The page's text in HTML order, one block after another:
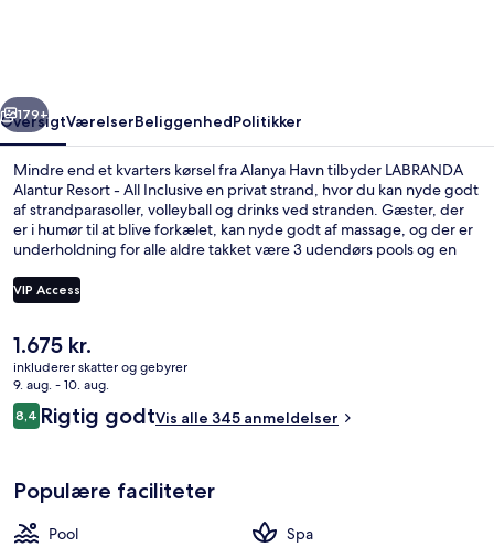
Næste
179+
OversigtVærelserBeliggenhedPolitikker
Mindre end et kvarters kørsel fra Alanya Havn tilbyder LABRANDA
Alantur Resort - All Inclusive en privat strand, hvor du kan nyde godt
af strandparasoller, volleyball og drinks ved stranden. Gæster, der
er i humør til at blive forkælet, kan nyde godt af massage, og der er
underholdning for alle aldre takket være 3 udendørs pools og en
barer ved poolen er gode steder at nyde en kølig drink. Andre
højdepunkter på dette overnatningssted med luksusfaciliteter
Rejsende er vilde med stedets hjælpsomme personale.
VIP Access
Den
nuværende
pris
er
1.675 kr.
1.675 kr.
inkluderer skatter og gebyrer
9. aug. - 10. aug.
Anmeldelser
8,48,4 ud af 10.
Rigtig godtVis alle 345 anmeldelser
Populære faciliteter
Pool
Spa